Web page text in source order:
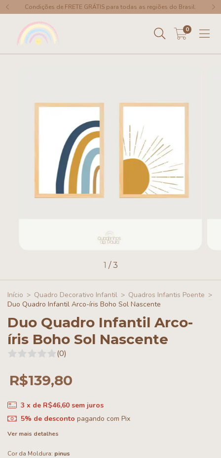
Condições de FRETE GRÁTIS para todas as regiões do Brasil.
0
1 /3
Início > Quadro Decorativo Infantil > Quadros Infantis Poente >
Duo Quadro Infantil Arco-íris Boho Sol Nascente
Duo Quadro Infantil Arco-
íris Boho Sol Nascente
(0)
R$139,80
3 x de R$46,60 sem juros
5% de desconto pagando com Pix
Ver mais detalhes
Cor da Moldura: pinus